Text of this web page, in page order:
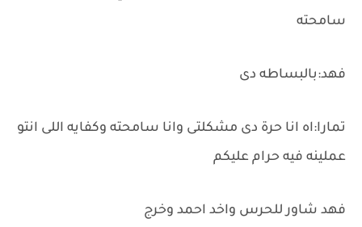
سامحته
فهد:بالبساطه دى
تمارا:اه انا حرة دى مشكلتى وانا سامحته وكفايه اللى انتو
عملينه فيه حرام عليكم
فهد شاور للحرس واخد احمد وخرج